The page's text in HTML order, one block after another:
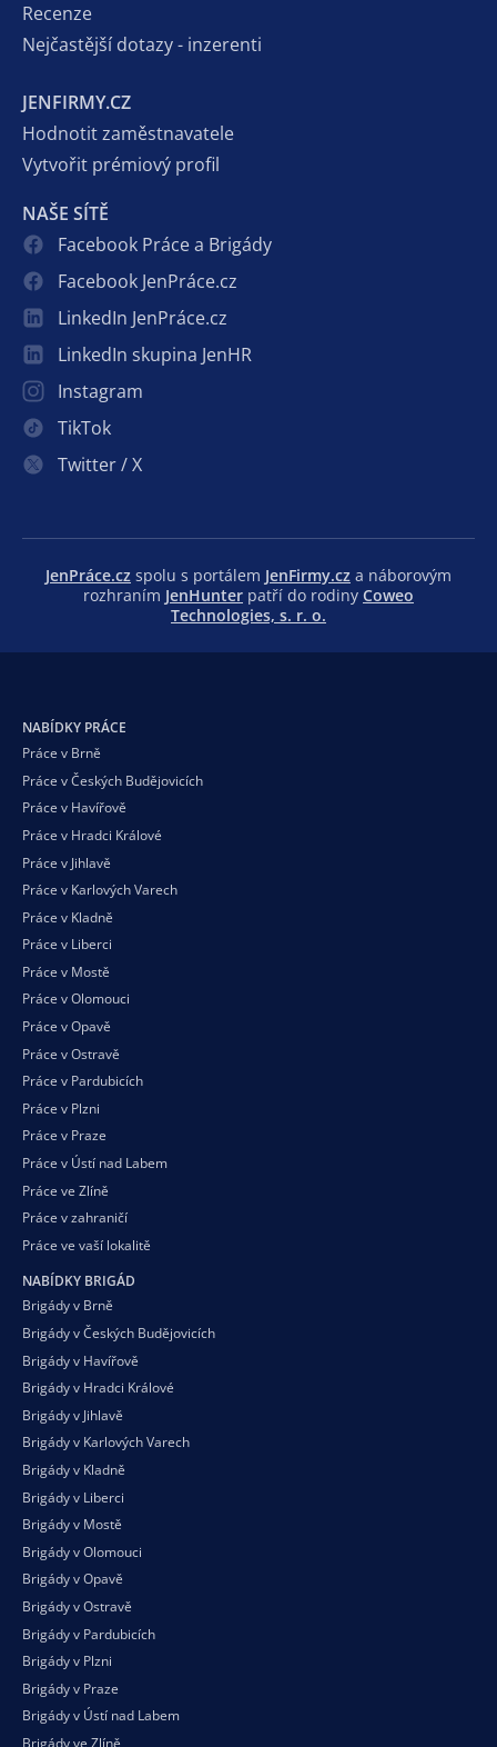
Recenze
Nejčastější dotazy - inzerenti
JENFIRMY.CZ
Hodnotit zaměstnavatele
Vytvořit prémiový profil
NAŠE SÍTĚ
Facebook Práce a Brigády
Facebook JenPráce.cz
LinkedIn JenPráce.cz
LinkedIn skupina JenHR
Instagram
TikTok
Twitter / X
JenPráce.cz spolu s portálem JenFirmy.cz a náborovým
rozhraním JenHunter patří do rodiny Coweo
Technologies, s. r. o.
NABÍDKY PRÁCE
Práce v Brně
Práce v Českých Budějovicích
Práce v Havířově
Práce v Hradci Králové
Práce v Jihlavě
Práce v Karlových Varech
Práce v Kladně
Práce v Liberci
Práce v Mostě
Práce v Olomouci
Práce v Opavě
Práce v Ostravě
Práce v Pardubicích
Práce v Plzni
Práce v Praze
Práce v Ústí nad Labem
Práce ve Zlíně
Práce v zahraničí
Práce ve vaší lokalitě
NABÍDKY BRIGÁD
Brigády v Brně
Brigády v Českých Budějovicích
Brigády v Havířově
Brigády v Hradci Králové
Brigády v Jihlavě
Brigády v Karlových Varech
Brigády v Kladně
Brigády v Liberci
Brigády v Mostě
Brigády v Olomouci
Brigády v Opavě
Brigády v Ostravě
Brigády v Pardubicích
Brigády v Plzni
Brigády v Praze
Brigády v Ústí nad Labem
Brigády ve Zlíně